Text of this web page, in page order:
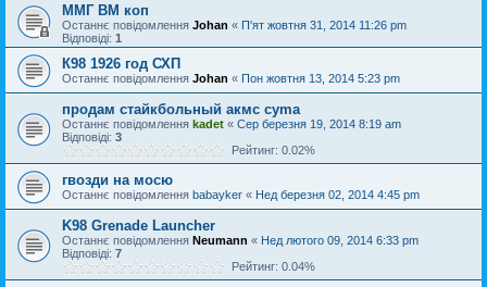
ММГ ВМ коп
Останнє повідомлення Johan « П'ят жовтня 31, 2014 11:26 pm
Відповіді: 1
К98 1926 год СХП
Останнє повідомлення Johan « Пон жовтня 13, 2014 5:23 pm
продам стайкбольный акмс cyma
Останнє повідомлення kadet « Сер березня 19, 2014 8:19 am
Відповіді: 3
Рейтинг: 0.02%
гвозди на мосю
Останнє повідомлення babayker « Нед березня 02, 2014 4:45 pm
K98 Grenade Launcher
Останнє повідомлення Neumann « Нед лютого 09, 2014 6:33 pm
Відповіді: 7
Рейтинг: 0.04%